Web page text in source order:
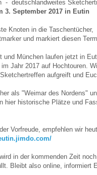
- deutschlandweites
3. September 2017 in Eutin
Knoten in die Taschentücher,
und markiert diesen
und München laufen jetzt in
Jahr 2017 auf Hochtouren.
aufgreift und
als "Weimar des Nordens"
hier historische Plätze und
Vorfreude, empfehlen wir
in der kommenden Zeit
Bleibt also online, informiert